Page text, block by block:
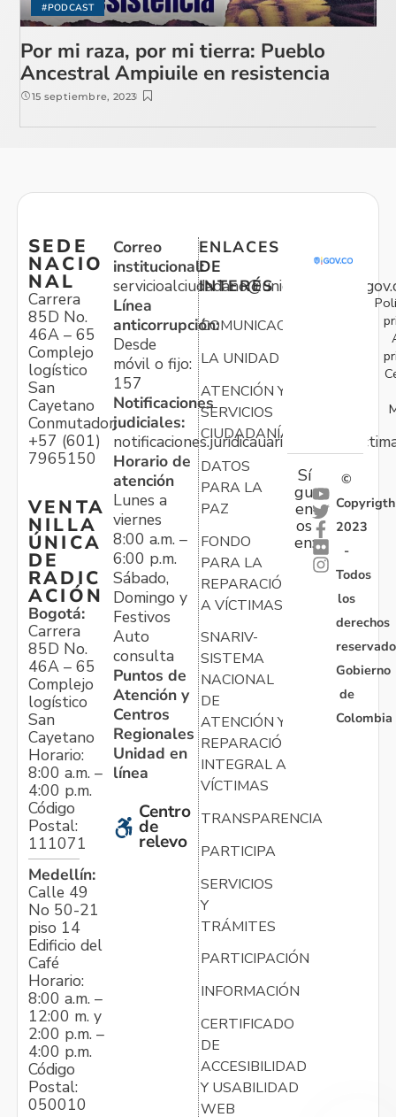
#PODCAST
Por mi raza, por mi tierra: Pueblo
Ancestral Ampiuile en resistencia
15 septiembre, 2023
SEDE
NACIO
NAL
Carrera
85D No.
46A – 65
Complejo
logístico
San
Cayetano
Conmutador:
+57 (601)
7965150
VENTA
NILLA
ÚNICA
DE
RADIC
ACIÓN
Bogotá:
Carrera
85D No.
46A – 65
Complejo
logístico
San
Cayetano
Horario:
8:00 a.m. –
4:00 p.m.
Código
Postal:
111071
Medellín:
Calle 49
No 50-21
piso 14
Edificio del
Café
Horario:
8:00 a.m. –
12:00 m. y
2:00 p.m. –
4:00 p.m.
Código
Postal:
050010
Correo
institucional:
Línea
anticorrupción:
Desde
móvil o fijo:
157
Notificaciones
judiciales:
Horario de
atención
Lunes a
viernes
8:00 a.m. –
6:00 p.m.
Sábado,
Domingo y
Festivos
Auto
consulta
Puntos de
Atención y
Centros
Regionales
Unidad en
línea
Centro
de
relevo
ENLACES
DE
INTERÉS
COMUNICACIONES
LA UNIDAD
ATENCIÓN Y
SERVICIOS
CIUDADANÍA
DATOS
PARA LA
PAZ
FONDO
PARA LA
REPARACIÓN
A VÍCTIMAS
SNARIV-
SISTEMA
NACIONAL
DE
ATENCIÓN Y
REPARACIÓN
INTEGRAL A
VÍCTIMAS
TRANSPARENCIA
PARTICIPA
SERVICIOS
Y
TRÁMITES
PARTICIPACIÓN
INFORMACIÓN
CERTIFICADO
DE
ACCESIBILIDAD
Y USABILIDAD
WEB
Sí
gu
en
os
en:
©
Copyrigth
2023
-
Todos
los
derechos
Gobierno
de
Colombia